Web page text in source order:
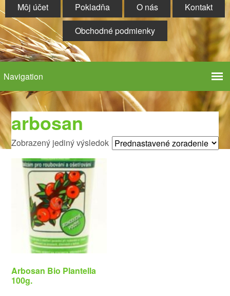
Môj účet Pokladňa O nás
Kontakt
Obchodné podmienky
arbosan
Zobrazený jediný výsledok
Arbosan Bio Plantella
100g.